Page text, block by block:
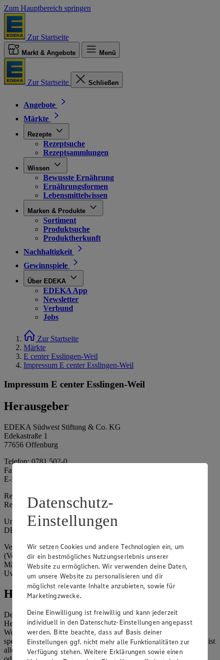
Zum Hauptbereich springen
Zur Startseite
Markt & Angebote Menü
Zur Startseite Schließen
Angebote
Märkte
Rezepte
Rezeptsuche
Rezeptsammlungen
Wissen
Bewusste Ernährung
Ernährungsformen
Lebensmittelwissen
Marken & Produkte
Sortiment
Produktsuche
Produktherkunft
Nachhaltigkeit
Gewinnspiele
Über EDEKA
EDEKA App
Newsletter
Verbund
Jobs
Zur Startseite
Märkte
E center Esslingen-Weil
Impressum E center Esslingen-Weil
Impressum E center Esslingen-Weil
Herausgeber
EDEKA Südwest Stiftung & Co. KG
Edekastraße 1
77656 Offenburg
Telefon: 0781 502-0
Fax: 0781 502-6180
E-Mail: kundenservice@edeka-suedwest.de
Registergericht: Amtsgericht Freiburg i.B.
Registernummer: HRA 707629
Umsatzsteuer-Identifikationsnummer gem. § 27a UStG:
DE815916131
Vertretungsberechtigte: Rainer Huber (Sprecher)
(Vorstandsmitglied), Klaus Fickert (Vorstandsmitglied), Jürgen
Mäder (Vorstandsmitglied), Patrick Mogck (Vorstandsmitglied),
Uwe Kohler
Hinweise
Der Inhalt dieser Website ist urheberrechtlich geschützt. Der
Herausgeber gewährt Ihnen jedoch das Recht, den auf dieser
Website bereitgestellten Text ganz oder ausschnittsweise zu
speichern und zu vervielfältigen. Aus Gründen des Urheberrechts ist
allerdings die Speicherung und Vervielfältigung von Bildmaterial
Datenschutz-
Einstellungen
Wir setzen Cookies und andere Technologien ein, um
dir ein bestmögliches Nutzungserlebnis unserer
Website zu ermöglichen. Wir verwenden deine Daten,
um unsere Website zu personalisieren und dir
möglichst relevante Inhalte anzubieten, sowie für
Marketingzwecke.
Deine Einwilligung ist freiwillig und kann jederzeit
individuell in den Datenschutz-Einstellungen angepasst
werden. Bitte beachte, dass auf Basis deiner
Einstellungen ggf. nicht mehr alle Funktionalitäten zur
Verfügung stehen. Weitere Erklärungen sowie einen